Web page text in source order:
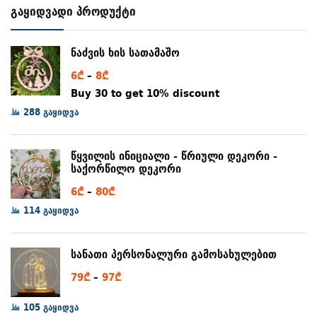
გაყიდვადი პროდუქტი
ნაძვის ხის სათამაშო
6₾ – 8₾Price
range:
Buy 30 to get 10% discount
288 გაყიდვა
წყვილის ინიციალი - წრიული დეკორი -
საქორწილო დეკორი
6₾ – 80₾Price
80₾
114 გაყიდვა
სანათი პერსონალური გამოსახულებით
79₾ – 97₾Price
105 გაყიდვა